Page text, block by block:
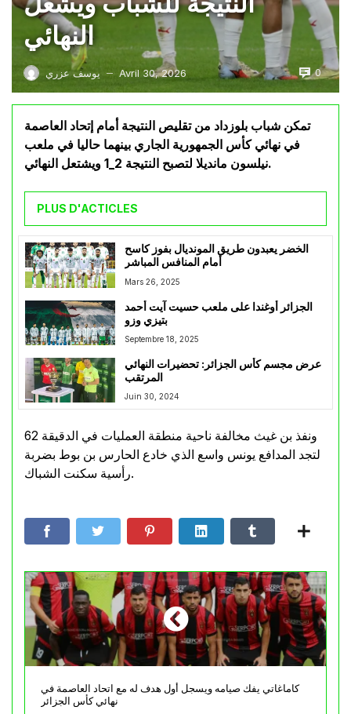
النهائي
يوسف عزري — Avril 30, 2026 0
تمكن شباب بلوزداد من تقليص النتيجة أمام إتحاد العاصمة
في نهائي كأس الجمهورية الجاري بينهما حاليا في ملعب
نيلسون مانديلا لتصبح النتيجة 2_1 ويشتعل النهائي.
PLUS D'ACTICLES
الخضر يعبدون طريق المونديال بفوز كاسح
أمام المنافس المباشر
Mars 26, 2025
الجزائر أوغندا على ملعب حسيت آيت أحمد
بتيزي وزو
Septembre 18, 2025
عرض مجسم كأس الجزائر: تحضيرات النهائي
المرتقب
Juin 30, 2024
ونفذ بن غيث مخالفة ناحية منطقة العمليات في الدقيقة 62
لتجد المدافع يونس واسع الذي خادع الحارس بن بوط بضربة
رأسية سكنت الشباك.
كاماغاتي يفك صيامه ويسجل أول هدف له مع اتحاد العاصمة في
نهائي كأس الجزائر